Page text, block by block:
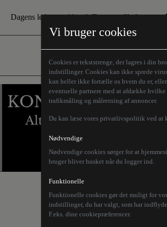
Vi bruger cookies
Cookies er tekststrenge, der lagres i din
indstillinger. Cookies kan ikke sprede
kan heller ikke fortælle os hvem du er,
eventuelle partnere med at afdække
trafikmåling og målretning af annoncer.
Du kan læse vores privatlivspolitik ved at
Nødvendige
Nødvendige cookies sørger for at
bruger bliver husket når du logger ind.
Funktionelle
Funktionelle cookies gør det muligt for
indstillinger, du har valgt, som har
F.eks. dine cookiepræferencer.
Dagens leder Aktuelt Tema
Den borgelige brille
Humaniora forfra
Store Danskere
Skribenter
Z-aksen